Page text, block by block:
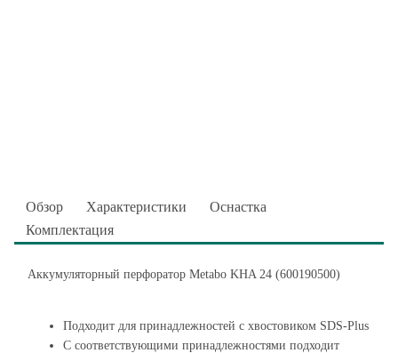
Обзор Характеристики
Оснастка
Комплектация
Аккумуляторный перфоратор Metabo KHA 24 (600190500)
Подходит для принадлежностей с хвостовиком SDS-Plus
С соответствующими принадлежностями подходит